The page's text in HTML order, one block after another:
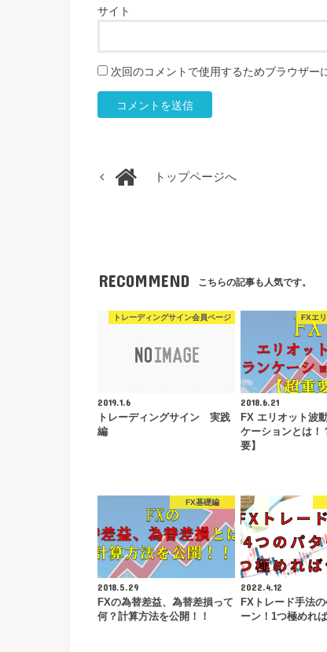
サイト
次回のコメントで使用するためブラウザー
トップページへ
RECOMMEND こちらの記事も人気です。
トレーディングサイン会員ページ
2019.1.6
トレーディングサイン 実践
編
FXエ
2018.6.21
FX エリオット波
ケーションとは！
要】
FX基礎編
2018.5.29
FXの為替差益、為替差損って
何？計算方法を公開！！
2022.4.12
FXトレード手法
ーン！1つ極めれ